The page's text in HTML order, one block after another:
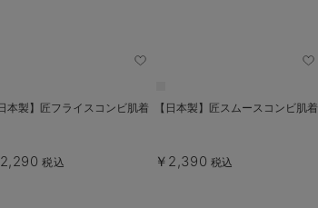
本製】匠フライスコンビ肌着
税込
【日本製】匠スムースコンビ肌着
￥2,390 税込